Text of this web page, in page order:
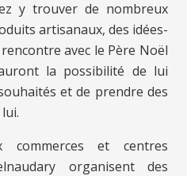
y trouver de nombreux
artisanaux, des idées-
avec le Père Noël
la possibilité de lui
et de prendre des
commerces et centres
organisent des